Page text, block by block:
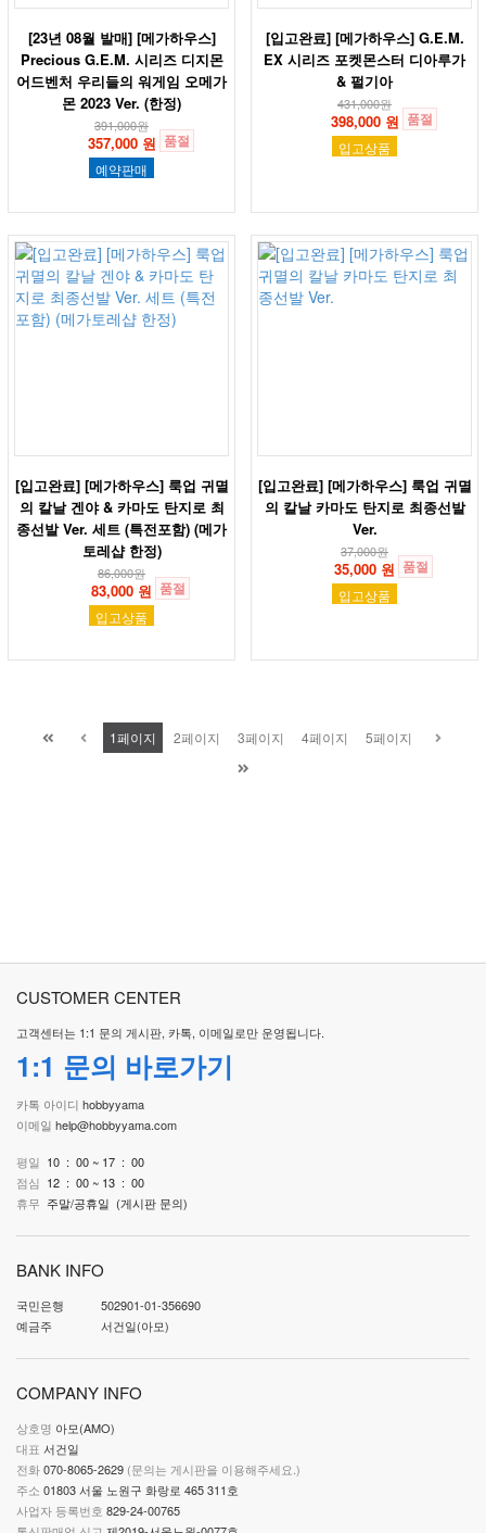
[23년 08월 발매] [메가하우스]
Precious G.E.M. 시리즈 디지몬
어드벤처 우리들의 워게임 오메가
몬 2023 Ver. (한정)
391,000원
357,000 원 품절
예약판매
[입고완료] [메가하우스] G.E.M.
EX 시리즈 포켓몬스터 디아루가
& 펄기아
431,000원
398,000 원 품절
입고상품
[입고완료] [메가하우스] 룩업 귀멸
의 칼날 겐야 & 카마도 탄지로 최
종선발 Ver. 세트 (특전포함) (메가
토레샵 한정)
86,000원
83,000 원 품절
입고상품
[입고완료] [메가하우스] 룩업 귀멸
의 칼날 카마도 탄지로 최종선발
Ver.
37,000원
35,000 원 품절
입고상품
1페이지 2페이지 3페이지 4페이지 5페이지
CUSTOMER CENTER
고객센터는 1:1 문의 게시판, 카톡, 이메일로만 운영됩니다.
1:1 문의 바로가기
카톡 아이디 hobbyyama
이메일 help@hobbyyama.com
평일 10 : 00 ~ 17 : 00
점심 12 : 00 ~ 13 : 00
휴무 주말/공휴일 (게시판 문의)
BANK INFO
국민은행
502901-01-356690
예금주
서건일(아모)
COMPANY INFO
상호명 아모(AMO)
대표 서건일
전화070-8065-2629 (문의는 게시판을 이용해주세요.)
주소 01803 서울 노원구 화랑로 465 311호
사업자 등록번호 829-24-00765